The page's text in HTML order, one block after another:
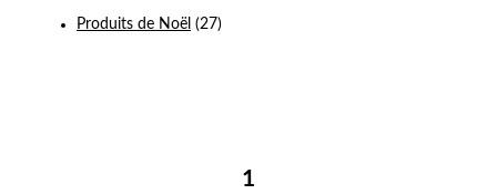
Produits de Noël (27)
1